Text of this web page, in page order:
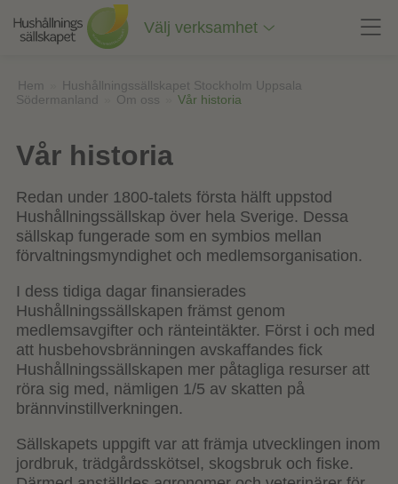
innehåll
Välj verksamhet
Hem
Hushållningssällskapet Stockholm Uppsala
Södermanland
Om oss Vår historia
Vår historia
Redan under 1800-talets första hälft uppstod
Hushållningssällskap över hela Sverige. Dessa
sällskap fungerade som en symbios mellan
förvaltningsmyndighet och medlemsorganisation.
I dess tidiga dagar finansierades
Hushållningssällskapen främst genom
medlemsavgifter och ränteintäkter. Först i och med
att husbehovsbränningen avskaffandes fick
Hushållningssällskapen mer påtagliga resurser att
röra sig med, nämligen 1/5 av skatten på
brännvinstillverkningen.
Sällskapets uppgift var att främja utvecklingen inom
jordbruk, trädgårdsskötsel, skogsbruk och fiske.